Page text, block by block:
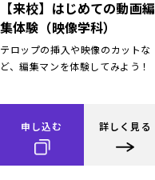
【来校】はじめての動画編
集体験（映像学科）
テロップの挿入や映像のカットな
ど、編集マンを体験してみよう！
申し込む 詳しく見る